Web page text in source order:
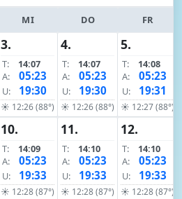
MI DO FR
3.
T:
14:07
A:
05:23
U: 19:30
☀ 12:26 (88°)
4.
T:
14:07
A:
05:23
U: 19:30
☀ 12:26 (88°)
5.
T:
14:08
A:
05:23
U: 19:31
☀ 12:27 (88°)
10.
T:
14:09
A:
05:23
U: 19:33
☀ 12:28 (87°)
11.
T:
14:10
A:
05:23
U: 19:33
☀ 12:28 (87°)
12.
T:
14:10
A:
05:23
U: 19:33
☀ 12:28 (87°)